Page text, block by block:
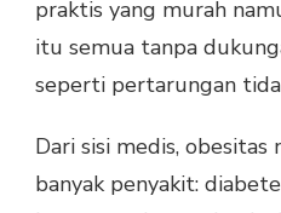
praktis yang murah
itu semua tanpa
seperti pertarungan
Dari sisi medis,
banyak penyakit: